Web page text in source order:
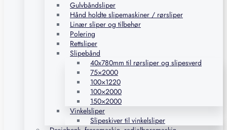
Gulvbåndsliper
Hånd holdte slipemaskiner / rørsliper
Linær sliper og tilbehør
Polering
Rettsliper
Slipebånd
40x780mm til rørsliper og slipesverd
75×2000
100×1220
100×2000
150×2000
Vinkelsliper
Slipeskiver til vinkelsliper